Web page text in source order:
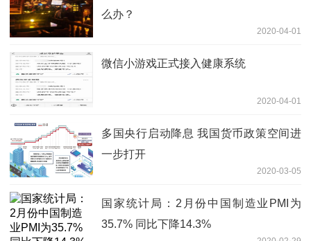
么办？
2020-04-01
微信小游戏正式接入健康系统
2020-04-01
多国央行启动降息 我国货币政策空间进
一步打开
2020-03-05
国家统计局：2月份中国制造业PMI为
35.7% 同比下降14.3%